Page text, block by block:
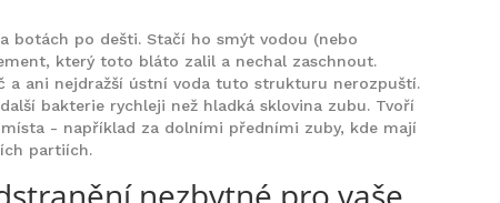
botách po dešti. Stačí ho smýt vodou (nebo
který toto bláto zalil a nechal zaschnout.
a ani nejdražší ústní voda tuto strukturu nerozpuští.
bakterie rychleji než hladká sklovina zubu. Tvoří
- například za dolními předními zuby, kde mají
partiích.